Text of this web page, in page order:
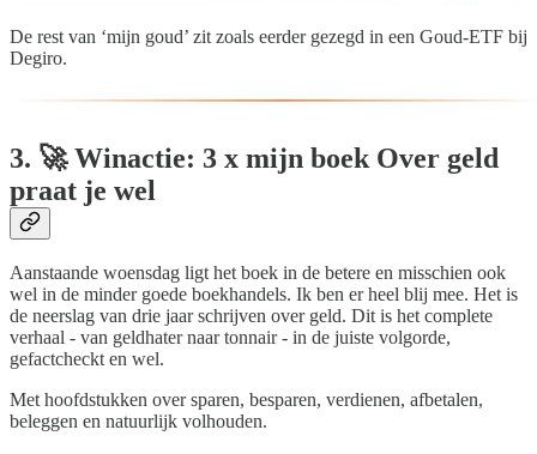
De rest van ‘mijn goud’ zit zoals eerder gezegd in een Goud-ETF bij
Degiro.
3. 🚀 Winactie: 3 x mijn boek Over geld
praat je wel
Aanstaande woensdag ligt het boek in de betere en misschien ook
wel in de minder goede boekhandels. Ik ben er heel blij mee. Het is
de neerslag van drie jaar schrijven over geld. Dit is het complete
verhaal - van geldhater naar tonnair - in de juiste volgorde,
gefactcheckt en wel.
Met hoofdstukken over sparen, besparen, verdienen, afbetalen,
beleggen en natuurlijk volhouden.